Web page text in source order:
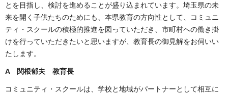
とを目指し、検討を進めることが盛り込まれています。埼玉県の未
来を開く子供たちのためにも、本県教育の方向性として、コミュニ
ティ・スクールの積極的推進を図っていただき、市町村への働き掛
けを行っていただきたいと思いますが、教育長の御見解をお伺いい
たします。
A関根郁夫 教育長
コミュニティ・スクールは、学校と地域がパートナーとして相互に